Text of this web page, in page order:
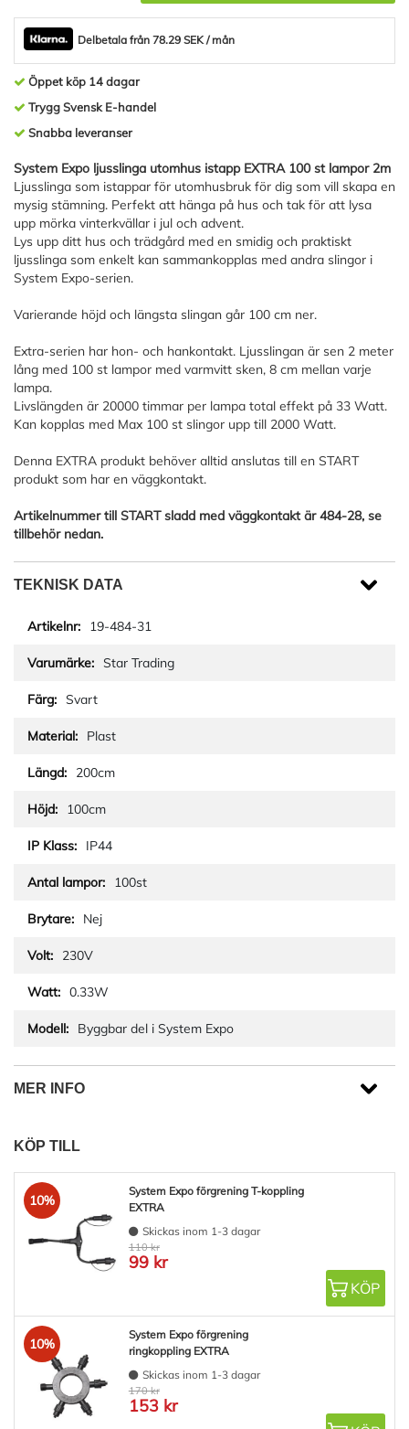
Delbetala från 78.29 SEK / mån
Öppet köp 14 dagar
Trygg Svensk E-handel
Snabba leveranser
System Expo ljusslinga utomhus istapp EXTRA 100 st lampor 2m
Ljusslinga som istappar för utomhusbruk för dig som vill skapa en
mysig stämning. Perfekt att hänga på hus och tak för att lysa
upp mörka vinterkvällar i jul och advent.
Lys upp ditt hus och trädgård med en smidig och praktiskt
ljusslinga som enkelt kan sammankopplas med andra slingor i
System Expo-serien.
Varierande höjd och längsta slingan går 100 cm ner.
Extra-serien har hon- och hankontakt. Ljusslingan är sen 2 meter
lång med 100 st lampor med varmvitt sken, 8 cm mellan varje
lampa.
Livslängden är 20000 timmar per lampa total effekt på 33 Watt.
Kan kopplas med Max 100 st slingor upp till 2000 Watt.
Denna EXTRA produkt behöver alltid anslutas till en START
produkt som har en väggkontakt.
Artikelnummer till START sladd med väggkontakt är 484-28, se
tillbehör nedan.
TEKNISK DATA
19-484-31
Star Trading
Svart
Plast
200cm
100cm
IP44
100st
Nej
230V
0.33W
Byggbar del i System Expo
MER INFO
KÖP TILL
10%
System Expo förgrening T-koppling
EXTRA
Skickas inom 1-3 dagar
110 kr
99 kr
KÖP
10%
System Expo förgrening
ringkoppling EXTRA
Skickas inom 1-3 dagar
170 kr
153 kr